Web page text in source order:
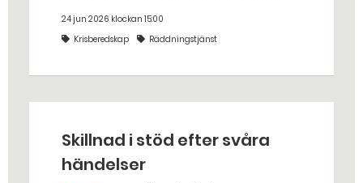
stället. Det gjorde räddningstjänsten i
Eskilstuna – tio kubikmeter närmare
24 jun 2026 klockan 15:00
Krisberedskap
Räddningstjänst
Skillnad i stöd efter svåra
händelser